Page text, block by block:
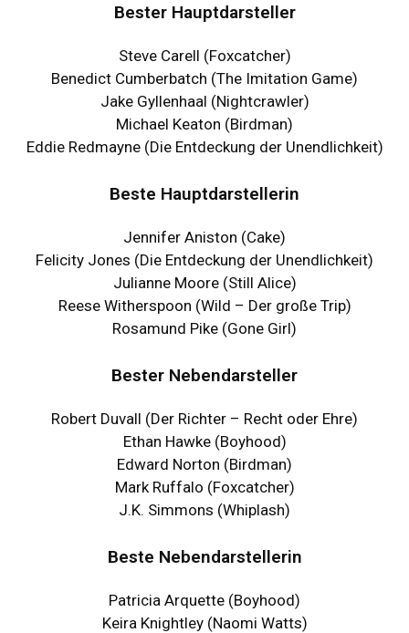
Bester Hauptdarsteller
Steve Carell (Foxcatcher)
Benedict Cumberbatch (The Imitation Game)
Jake Gyllenhaal (Nightcrawler)
Michael Keaton (Birdman)
Eddie Redmayne (Die Entdeckung der Unendlichkeit)
Beste Hauptdarstellerin
Jennifer Aniston (Cake)
Felicity Jones (Die Entdeckung der Unendlichkeit)
Julianne Moore (Still Alice)
Reese Witherspoon (Wild – Der große Trip)
Rosamund Pike (Gone Girl)
Bester Nebendarsteller
Robert Duvall (Der Richter – Recht oder Ehre)
Ethan Hawke (Boyhood)
Edward Norton (Birdman)
Mark Ruffalo (Foxcatcher)
J.K. Simmons (Whiplash)
Beste Nebendarstellerin
Patricia Arquette (Boyhood)
Keira Knightley (Naomi Watts)